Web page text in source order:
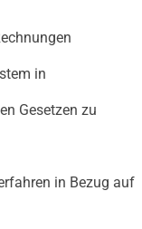
in
Gesetzen zu
in Bezug auf